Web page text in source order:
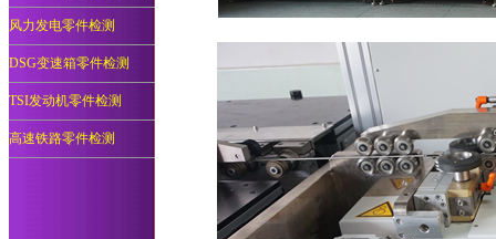
风力发电零件检测
DSG变速箱零件检测
TSI发动机零件检测
高速铁路零件检测